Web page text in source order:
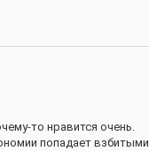
то нравится очень.
попадает взбитыми